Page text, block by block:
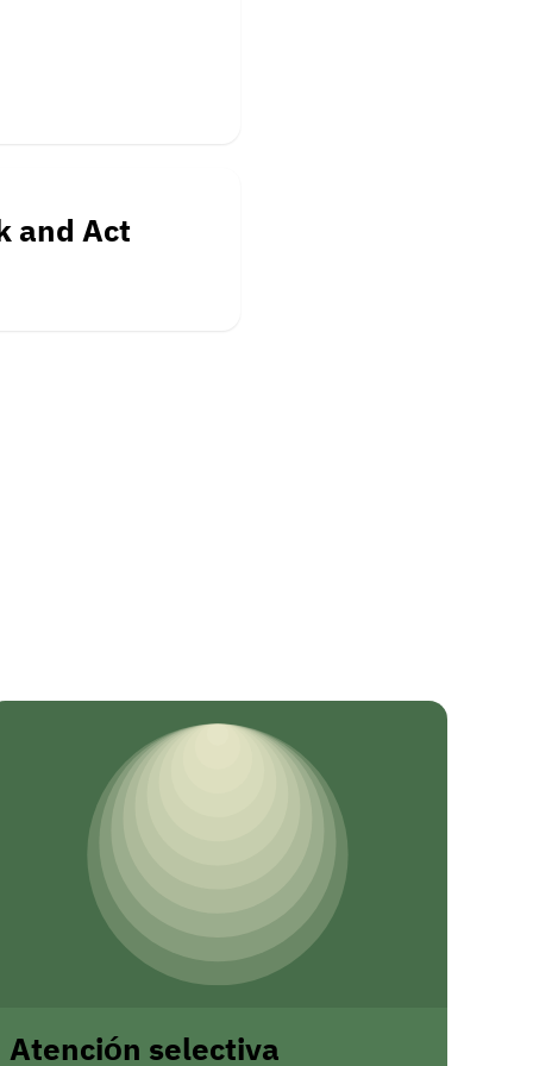
and Act
Atención selectiva